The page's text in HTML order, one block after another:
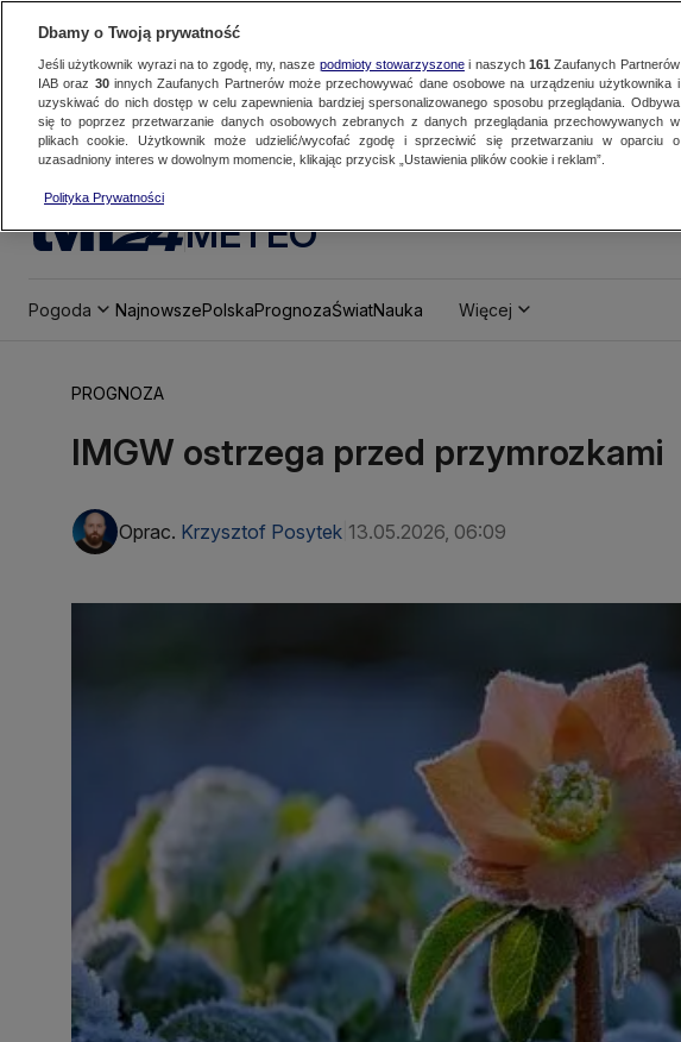
METEO
Pogoda NajnowszePolskaPrognozaŚwiatNauka Więcej
PROGNOZA
IMGW ostrzega przed przymrozkami
Oprac. Krzysztof Posytek 13.05.2026, 06:09
Dbamy o Twoją prywatność
Jeśli użytkownik wyrazi na to zgodę, my, nasze podmioty stowarzyszonei naszych 161 Zaufanych Partnerów
IAB oraz 30innych Zaufanych Partnerów może przechowywać dane osobowe na urządzeniu użytkownika i
uzyskiwać do nich dostęp w celu zapewnienia bardziej spersonalizowanego sposobu przeglądania. Odbywa
się to poprzez przetwarzanie danych osobowych zebranych z danych przeglądania przechowywanych w
plikach cookie. Użytkownik może udzielić/wycofać zgodę i sprzeciwić się przetwarzaniu w oparciu o
uzasadniony interes w dowolnym momencie, klikając przycisk „Ustawienia plików cookie i reklam”.
Polityka Prywatności